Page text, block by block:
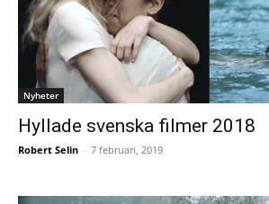
Nyheter
Hyllade svenska filmer 2018
Robert Selin - 7 februari, 2019